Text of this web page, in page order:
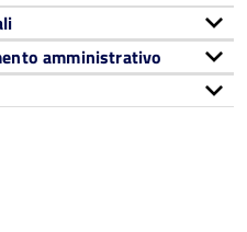
amministrativo